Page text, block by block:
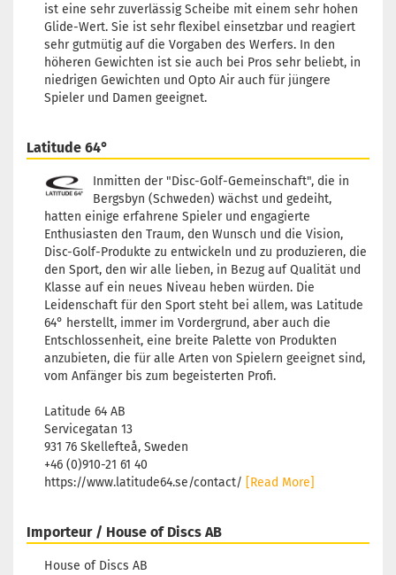
ist eine sehr zuverlässig Scheibe mit einem sehr hohen
Glide-Wert. Sie ist sehr flexibel einsetzbar und reagiert
sehr gutmütig auf die Vorgaben des Werfers. In den
höheren Gewichten ist sie auch bei Pros sehr beliebt, in
niedrigen Gewichten und Opto Air auch für jüngere
Spieler und Damen geeignet.
Latitude 64°
Inmitten der "Disc-Golf-Gemeinschaft", die in
Bergsbyn (Schweden) wächst und gedeiht,
hatten einige erfahrene Spieler und engagierte
Enthusiasten den Traum, den Wunsch und die Vision,
Disc-Golf-Produkte zu entwickeln und zu produzieren, die
den Sport, den wir alle lieben, in Bezug auf Qualität und
Klasse auf ein neues Niveau heben würden. Die
Leidenschaft für den Sport steht bei allem, was Latitude
64° herstellt, immer im Vordergrund, aber auch die
Entschlossenheit, eine breite Palette von Produkten
anzubieten, die für alle Arten von Spielern geeignet sind,
vom Anfänger bis zum begeisterten Profi.
Latitude 64 AB
Servicegatan 13
931 76 Skellefteå, Sweden
+46 (0)910-21 61 40
https://www.latitude64.se/contact/ [Read More]
Importeur / House of Discs AB
House of Discs AB